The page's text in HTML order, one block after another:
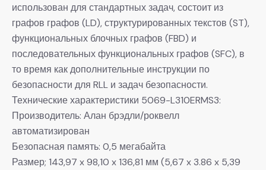
использован для стандартных задач, состоит из
графов графов (LD), структурированных текстов (ST),
функциональных блочных графов (FBD) и
последовательных функциональных графов (SFC), в
то время как дополнительные инструкции по
безопасности для RLL и задач безопасности.
Технические характеристики 5069-L310ERMS3:
Производитель: Алан брэдли/роквелл
автоматизирован
Безопасная память: 0,5 мегабайта
Размер; 143,97 x 98,10 x 136,81 мм (5,67 x 3.86 x 5,39